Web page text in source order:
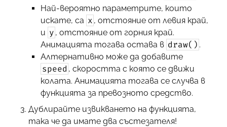
Най-вероятно параметрите, които
искате, са x , отстояние от левия край,
и y , отстояние от горния край.
Анимацията тогава остава в draw() .
Алтернативно може да добавите
speed , скоростта с която се движи
колата. Анимацията тогава се случва в
функцията за превозното средство.
Дублирайте извикването на функцията,
така че да имате два състезателя!